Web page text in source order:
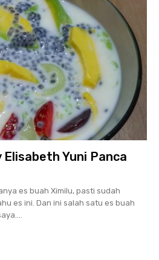
Elisabeth Yuni Panca
es buah Ximilu, pasti sudah
es ini. Dan ini salah satu es buah